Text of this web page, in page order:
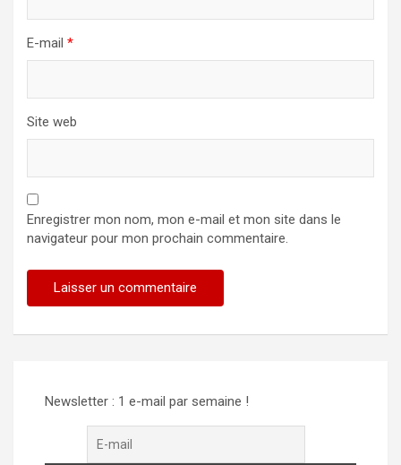
E-mail *
Site web
Enregistrer mon nom, mon e-mail et mon site dans le
navigateur pour mon prochain commentaire.
Newsletter : 1 e-mail par semaine !